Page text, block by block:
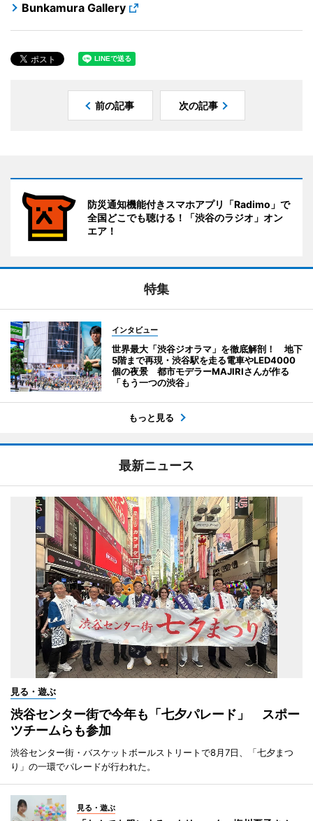
Bunkamura Gallery
前の記事 次の記事
防災通知機能付きスマホアプリ「Radimo」で
全国どこでも聴ける！「渋谷のラジオ」オン
エア！
特集
インタビュー
世界最大「渋谷ジオラマ」を徹底解剖！ 地下
5階まで再現・渋谷駅を走る電車やLED4000
個の夜景 都市モデラーMAJIRIさんが作る
「もう一つの渋谷」
もっと見る
最新ニュース
見る・遊ぶ
渋谷センター街で今年も「七夕パレード」 スポー
ツチームらも参加
渋谷センター街・バスケットボールストリートで8月7日、「七夕まつ
り」の一環でパレードが行われた。
見る・遊ぶ